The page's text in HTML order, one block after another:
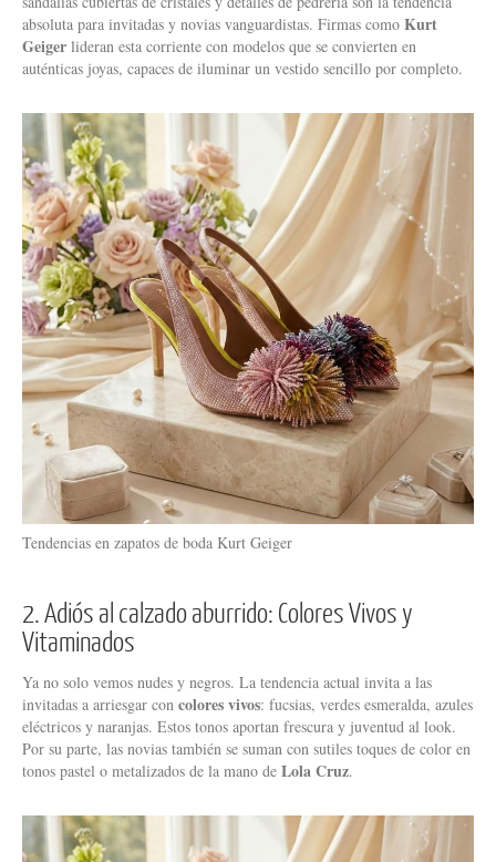
absoluta para invitadas y novias vanguardistas. Firmas como Kurt
Geiger lideran esta corriente con modelos que se convierten en
auténticas joyas, capaces de iluminar un vestido sencillo por completo.
Tendencias en zapatos de boda Kurt Geiger
2. Adiós al calzado aburrido: Colores Vivos y
Vitaminados
Ya no solo vemos nudes y negros. La tendencia actual invita a las
invitadas a arriesgar con colores vivos: fucsias, verdes esmeralda, azules
eléctricos y naranjas. Estos tonos aportan frescura y juventud al look.
Por su parte, las novias también se suman con sutiles toques de color en
tonos pastel o metalizados de la mano de Lola Cruz.